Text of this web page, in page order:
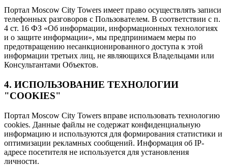
Портал Moscow City Towers имеет право осуществлять записи
телефонных разговоров с Пользователем. В соответствии с п.
4 ст. 16 ФЗ «Об информации, информационных технологиях
и о защите информации», мы предпринимаем меры по
предотвращению несанкционированного доступа к этой
информации третьих лиц, не являющихся Владельцами или
Консультантами Объектов.
4. ИСПОЛЬЗОВАНИЕ ТЕХНОЛОГИИ
"COOKIES"
Портал Moscow City Towers вправе использовать технологию
cookies. Данные файлы не содержат конфиденциальную
информацию и используются для формирования статистики и
оптимизации рекламных сообщений. Информация об IP-
адресе посетителя не используется для установления
личности.